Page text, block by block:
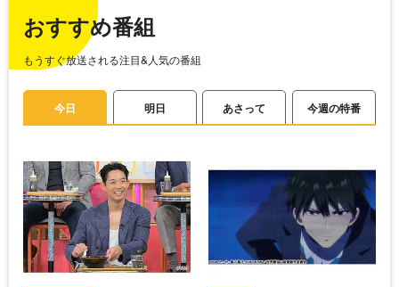
おすすめ番組
もうすぐ放送される注目&人気の番組
今日 明日 あさって 今週の特番